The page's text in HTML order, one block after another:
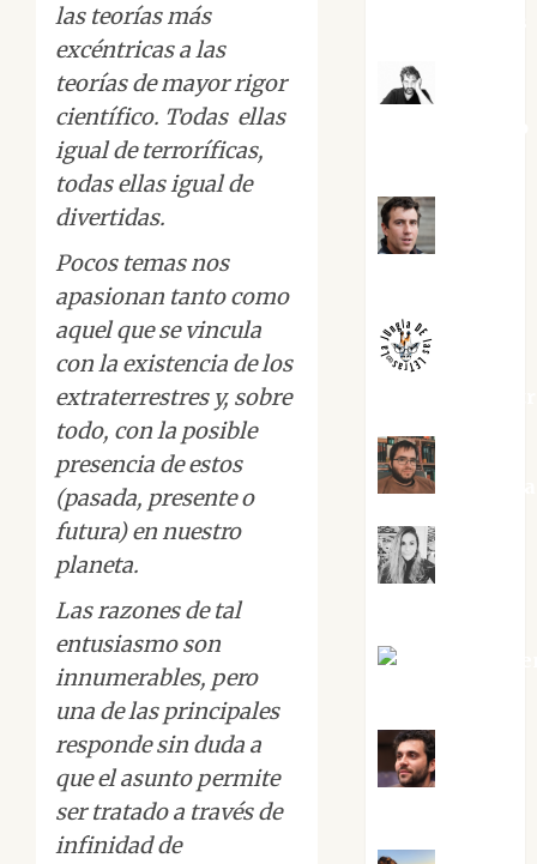
las teorías más
excéntricas a las
teorías de mayor rigor
científico. Todas ellas
igual de terroríficas,
todas ellas igual de
divertidas.
Pocos temas nos
apasionan tanto como
aquel que se vincula
con la existencia de los
extraterrestres y, sobre
todo, con la posible
presencia de estos
(pasada, presente o
futura) en nuestro
planeta.
Las razones de tal
entusiasmo son
innumerables, pero
una de las principales
responde sin duda a
que el asunto permite
ser tratado a través de
infinidad de